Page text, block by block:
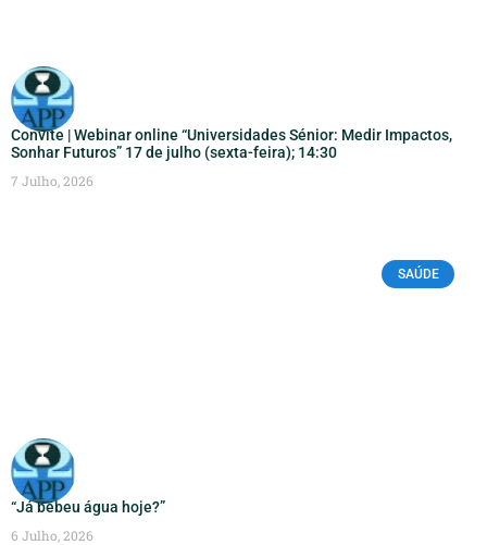
Convite | Webinar online “Universidades Sénior: Medir Impactos,
Sonhar Futuros” 17 de julho (sexta-feira); 14:30
7 Julho, 2026
SAÚDE
“Já bebeu água hoje?”
6 Julho, 2026